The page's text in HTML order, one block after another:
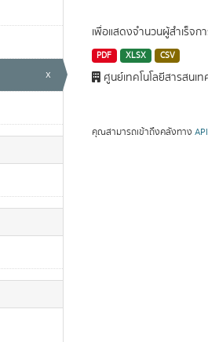
x
เพื่อแสดงจำนวนผู้สำเร็จก
PDF XLSX CSV
ศูนย์เทคโนโลยีสารสนเ
คุณสามารถเข้าถึงคลังทาง API